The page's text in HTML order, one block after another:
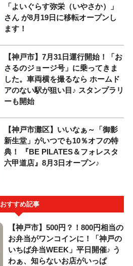
「よいぐらす弥栄（いやさか）」
さん が8月19日に移転オープンし
ます！
【神戸市】7月31日運行開始！「お
さるのジョージ号」に乗ってきま
した。車両横を撮るなら ホームド
アのない駅が狙い目♪ スタンプラリ
ーも開始
【神戸市灘区】いいなぁ～「御影
新生堂」がいつでも10％オフの特
典！ 『BE PILATES＆フォレスタ
六甲道店』8月3日オープン♪
おすすめ記事
【神戸市】500円？！800円相当の
お弁当がワンコインに！「神戸の
いちば弁当WEEK」平日開催♪ う
わぁ、知らないお店がいっぱ